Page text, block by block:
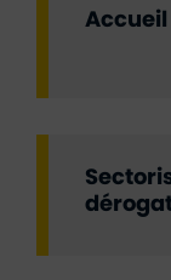
Accueil